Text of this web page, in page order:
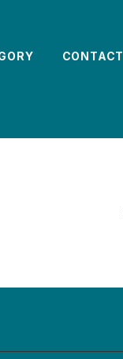
CONTACT